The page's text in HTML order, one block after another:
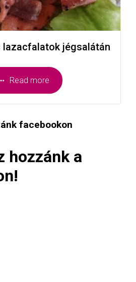
lazacfalatok jégsalátán
Read more
facebookon
hozzánk a